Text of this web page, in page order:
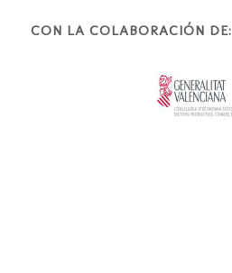
CON LA COLABORACIÓN DE: